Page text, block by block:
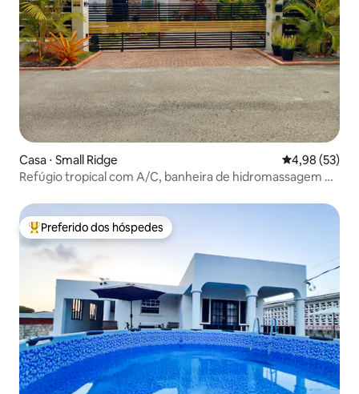
Casa ⋅ Small Ridge 4,98 de uma
4,98 (53)
Refúgio tropical com A/C, banheira de hidromassagem e
Entre os melhores preferidos dos hóspedes
Preferido dos hóspedes